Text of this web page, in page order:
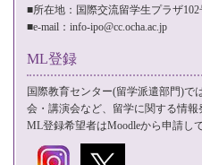
■所在地：国際交流留学生プラザ
■e-mail： info-ipo@cc.ocha.ac.jp
ML登録
国際教育センター(留学派遣部門)で
会・講演会など、留学に関する情報
ML登録希望者はMoodleから申請し